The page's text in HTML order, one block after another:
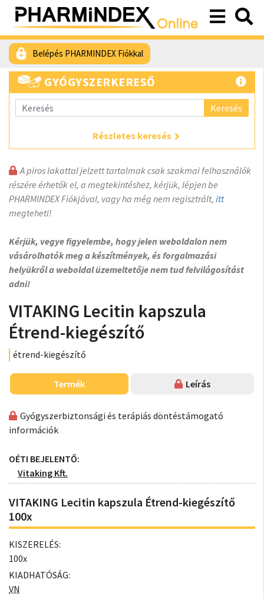
Belépés PHARMINDEX Fiókkal
GYÓGYSZERKERESŐ
Keresés
Részletes keresés
A piros lakattal jelzett tartalmak csak szakmai felhasználók
részére érhetők el, a megtekintéshez, kérjük, lépjen be
PHARMINDEX Fiókjával, vagy ha még nem regisztrált, itt
megteheti!
Kérjük, vegye figyelembe, hogy jelen weboldalon nem
vásárolhatók meg a készítmények, és forgalmazási
helyükről a weboldal üzemeltetője nem tud felvilágosítást
adni!
VITAKING Lecitin kapszula
Étrend-kiegészítő
étrend-kiegészítő
Termék Leírás
Gyógyszerbiztonsági és terápiás döntéstámogató
információk
OÉTI BEJELENTŐ:
Vitaking Kft.
VITAKING Lecitin kapszula Étrend-kiegészítő
100x
KISZERELÉS:
100x
KIADHATÓSÁG:
VN